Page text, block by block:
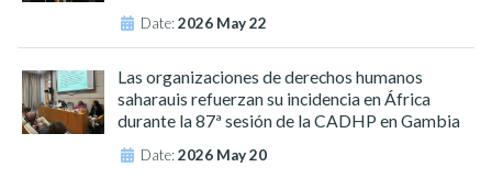
Date:2026 May 22
Las organizaciones de derechos humanos
saharauis refuerzan su incidencia en África
durante la 87ª sesión de la CADHP en Gambia
Date:2026 May 20